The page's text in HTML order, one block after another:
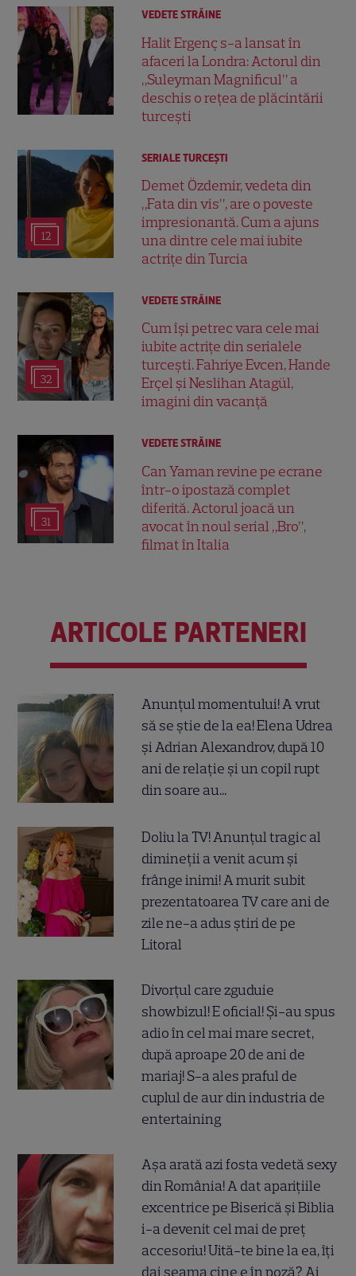
VEDETE STRĂINE
Halit Ergenç s-a lansat în
afaceri la Londra: Actorul din
„Suleyman Magnificul” a
deschis o rețea de plăcintării
turcești
12
SERIALE TURCEŞTI
Demet Özdemir, vedeta din
„Fata din vis”, are o poveste
impresionantă. Cum a ajuns
una dintre cele mai iubite
actrițe din Turcia
32
VEDETE STRĂINE
Cum își petrec vara cele mai
iubite actrițe din serialele
turcești. Fahriye Evcen, Hande
Erçel și Neslihan Atagül,
imagini din vacanță
31
VEDETE STRĂINE
Can Yaman revine pe ecrane
într-o ipostază complet
diferită. Actorul joacă un
avocat în noul serial „Bro”,
filmat în Italia
ARTICOLE PARTENERI
Anunțul momentului! A vrut
să se știe de la ea! Elena Udrea
și Adrian Alexandrov, după 10
ani de relație și un copil rupt
din soare au...
Doliu la TV! Anunțul tragic al
dimineții a venit acum și
frânge inimi! A murit subit
prezentatoarea TV care ani de
zile ne-a adus știri de pe
Litoral
Divorțul care zguduie
showbizul! E oficial! Și-au spus
adio în cel mai mare secret,
după aproape 20 de ani de
mariaj! S-a ales praful de
cuplul de aur din industria de
entertaining
Așa arată azi fosta vedetă sexy
din România! A dat aparițiile
excentrice pe Biserică și Biblia
i-a devenit cel mai de preț
accesoriu! Uită-te bine la ea, îți
dai seama cine e în poză? Ai